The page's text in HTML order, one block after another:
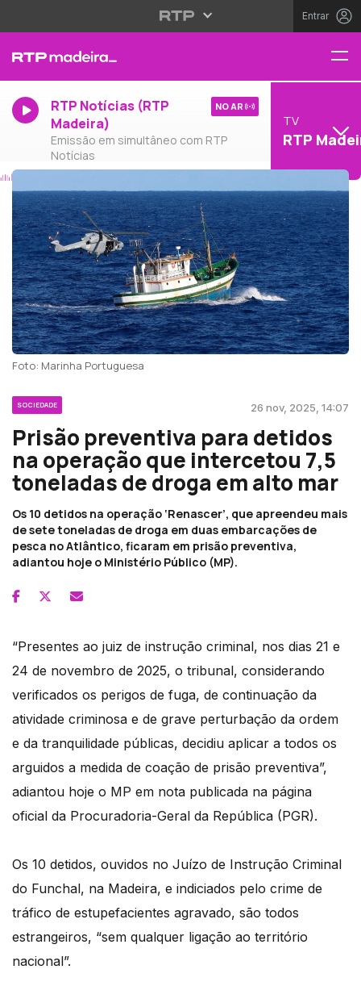
Entrar
RTP Notícias (RTP
Madeira)
Emissão em simultâneo com RTP
Notícias
NO AR
TV
RTP
Foto: Marinha Portuguesa
SOCIEDADE 26 nov, 2025, 14:07
Prisão preventiva para detidos
na operação que intercetou 7,5
toneladas de droga em alto mar
Os 10 detidos na operação ‘Renascer’, que apreendeu mais
de sete toneladas de droga em duas embarcações de
pesca no Atlântico, ficaram em prisão preventiva,
adiantou hoje o Ministério Público (MP).
“Presentes ao juiz de instrução criminal, nos dias 21 e
24 de novembro de 2025, o tribunal, considerando
verificados os perigos de fuga, de continuação da
atividade criminosa e de grave perturbação da ordem
e da tranquilidade públicas, decidiu aplicar a todos os
arguidos a medida de coação de prisão preventiva”,
adiantou hoje o MP em nota publicada na página
oficial da Procuradoria-Geral da República (PGR).
Os 10 detidos, ouvidos no Juízo de Instrução Criminal
do Funchal, na Madeira, e indiciados pelo crime de
tráfico de estupefacientes agravado, são todos
estrangeiros, “sem qualquer ligação ao território
nacional”.